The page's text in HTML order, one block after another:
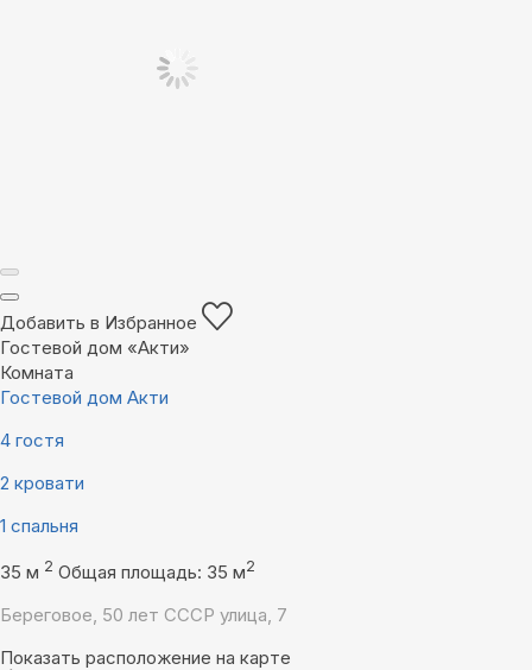
Добавить в Избранное
Гостевой дом «Акти»
Комната
Гостевой дом Акти
4 гостя
2 кровати
1 спальня
35 м 2 Общая площадь: 35 м2
Береговое, 50 лет СССР улица, 7
Показать расположение на карте